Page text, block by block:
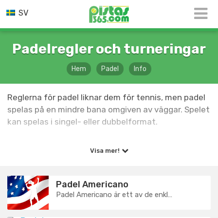
SV
Padelregler och turneringar
Hem Padel Info
Reglerna för padel liknar dem för tennis, men padel
spelas på en mindre bana omgiven av väggar. Spelet
kan spelas i singel- eller dubbelformat.
Regler för padel
Poängsystem i padel
Padeltennis spelas vanligtvis i tre set, där varje set
består av sex matcher. Vinnaren av ett set är det
Visa mer!
Padel Americano
Padel Americano är ett av de enklaste och mest uppskattade sätten att...